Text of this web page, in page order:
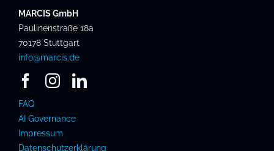
MARCIS GmbH
Paulinenstraße 18a
70178 Stuttgart
info@marcis.de
FAQ
AI Governance
Impressum
Datenschutzerklärung